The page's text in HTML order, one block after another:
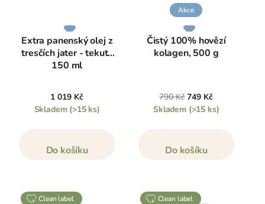
Extra panenský olej z
tresčích jater - tekutý
150 ml
1 019 Kč
Skladem (>15 ks)
Do košíku
Akce
Čistý 100% hovězí
kolagen, 500 g
790 Kč 749 Kč
Skladem (>15 ks)
Do košíku
clean label clean label